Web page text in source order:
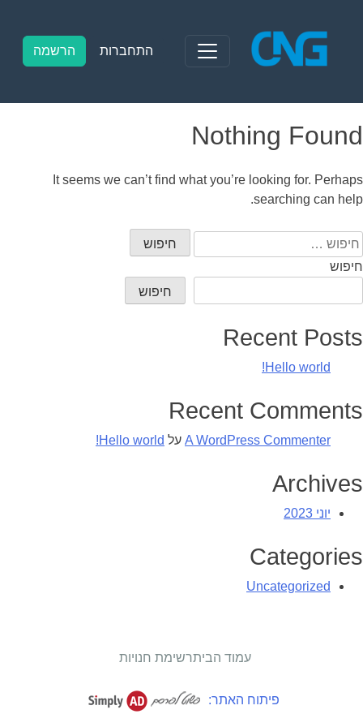
content
התחברות הרשמה
Nothing Found
It seems we can’t find what you’re looking for. Perhaps
searching can help.
חיפוש:
חיפוש
חיפוש
Recent Posts
Hello world!
Recent Comments
A WordPress Commenter על Hello world!
Archives
יוני 2023
Categories
Uncategorized
עמוד הביתרשימת חנויות
פיתוח האתר: